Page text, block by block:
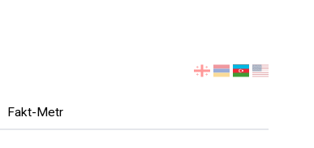
Fakt-Metr
აირჩიეთ